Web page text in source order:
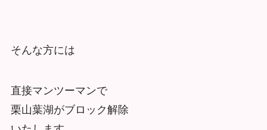
そんな方には
直接マンツーマンで
栗山葉湖がブロック解除